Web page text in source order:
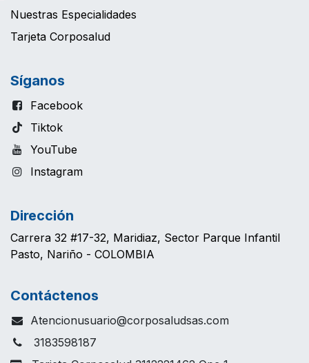
Nuestras Especialidades
Tarjeta Corposalud
Síganos
Facebook
Tiktok
YouTube
Instagram
Dirección
Carrera 32 #17-32, Maridiaz, Sector Parque Infantil
Pasto, Nariño - COLOMBIA
Contáctenos
Atencionusuario@corposaludsas.com
3183598187